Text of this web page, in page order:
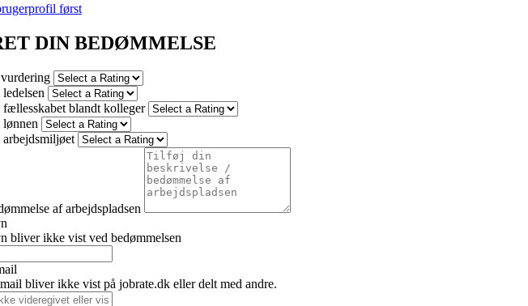
først
DIN BEDØMMELSE
fællesskabet blandt kolleger
af arbejdspladsen
bliver ikke vist ved bedømmelsen
bliver ikke vist på jobrate.dk eller delt med andre.